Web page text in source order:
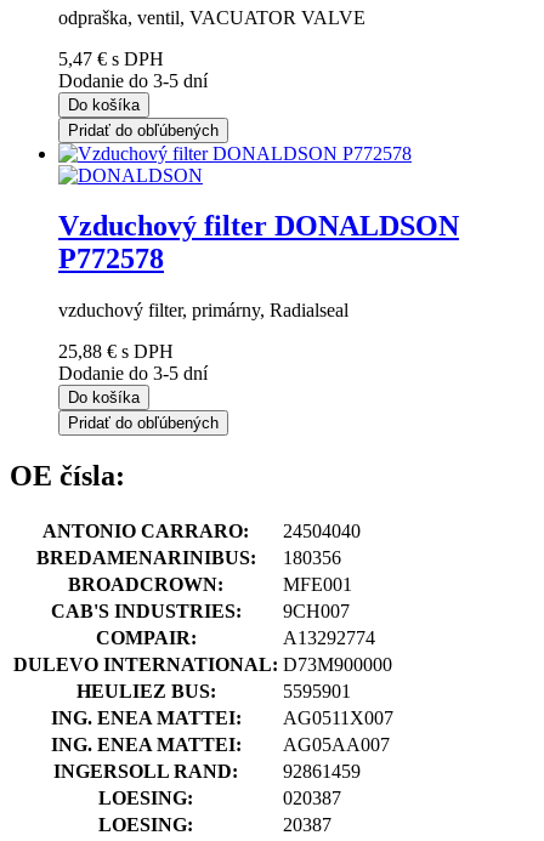
odpraška, ventil, VACUATOR VALVE
5,47 € s DPH
Dodanie do 3-5 dní
Do košíka
Pridať do obľúbených
Vzduchový filter DONALDSON
P772578
vzduchový filter, primárny, Radialseal
25,88 € s DPH
Dodanie do 3-5 dní
Do košíka
Pridať do obľúbených
OE čísla:
ANTONIO CARRARO:
24504040
BREDAMENARINIBUS:
180356
BROADCROWN:
MFE001
CAB'S INDUSTRIES:
9CH007
COMPAIR:
A13292774
DULEVO INTERNATIONAL: D73M900000
HEULIEZ BUS:
5595901
ING. ENEA MATTEI:
AG0511X007
ING. ENEA MATTEI:
AG05AA007
INGERSOLL RAND:
92861459
LOESING:
020387
LOESING:
20387